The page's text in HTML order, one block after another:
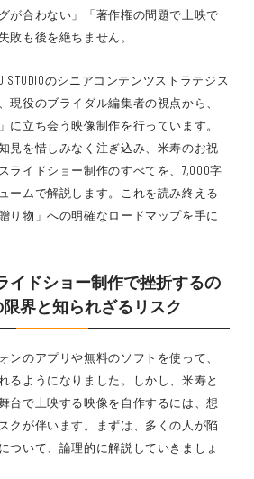
が合わない」「著作権の問題で上映で
敗も後を絶ちません。
のシニアコンテンツストラテジス
現役のブライダル編集者の視点から、
に立ち会う映像制作を行っています。
見を惜しみなく注ぎ込み、米寿のお祝
ライドショー制作のすべてを、7,000字
ームで解説します。これを読み終える
り物」への明確なロードマップを手に
イドショー制作で挫折するの
界と知られざるリスク
ンのアプリや無料のソフトを使って、
るようになりました。しかし、米寿と
台で上映する映像を自作するには、想
クが伴います。まずは、多くの人が陥
ついて、論理的に解説していきましょ